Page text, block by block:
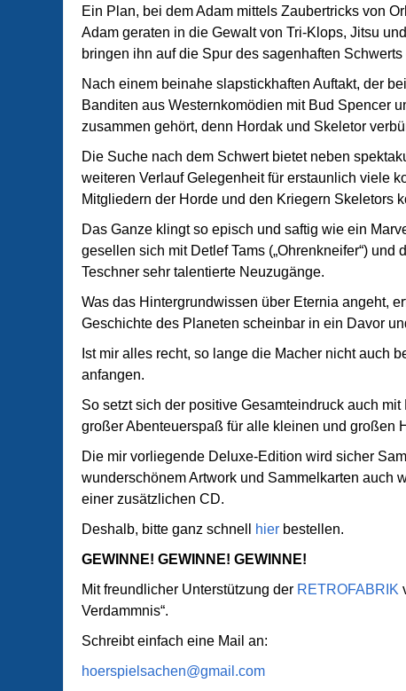
Ein Plan, bei dem Adam mittels Zaubertricks von
Adam geraten in die Gewalt von Tri-Klops, Jitsu
bringen ihn auf die Spur des sagenhaften Schwerts
Nach einem beinahe slapstickhaften Auftakt, der
Banditen aus Westernkomödien mit Bud Spencer
zusammen gehört, denn Hordak und Skeletor
Die Suche nach dem Schwert bietet neben
weiteren Verlauf Gelegenheit für erstaunlich viele
Mitgliedern der Horde und den Kriegern Skeletors
Das Ganze klingt so episch und saftig wie ein
gesellen sich mit Detlef Tams („Ohrenkneifer“)
Teschner sehr talentierte Neuzugänge.
Was das Hintergrundwissen über Eternia angeht,
Geschichte des Planeten scheinbar in ein Davor
Ist mir alles recht, so lange die Macher nicht auch
anfangen.
So setzt sich der positive Gesamteindruck auch
großer Abenteuerspaß für alle kleinen und großen
Die mir vorliegende Deluxe-Edition wird sicher
wunderschönem Artwork und Sammelkarten auch
einer zusätzlichen CD.
Deshalb, bitte ganz schnell
hier bestellen.
GEWINNE! GEWINNE! GEWINNE!
Mit freundlicher Unterstützung der RETROFABRIK
Verdammnis“.
Schreibt einfach eine Mail an:
hoerspielsachen@gmail.com